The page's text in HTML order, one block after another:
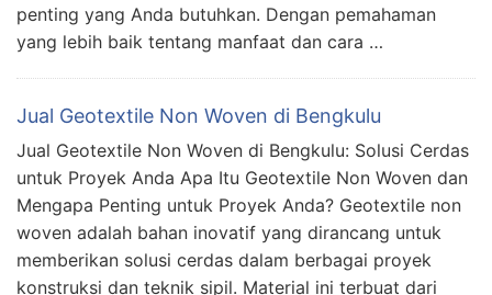
penting yang Anda butuhkan. Dengan pemahaman
yang lebih baik tentang manfaat dan cara …
Jual Geotextile Non Woven di Bengkulu
Jual Geotextile Non Woven di Bengkulu: Solusi Cerdas
untuk Proyek Anda Apa Itu Geotextile Non Woven dan
Mengapa Penting untuk Proyek Anda? Geotextile non
woven adalah bahan inovatif yang dirancang untuk
memberikan solusi cerdas dalam berbagai proyek
konstruksi dan teknik sipil. Material ini terbuat dari